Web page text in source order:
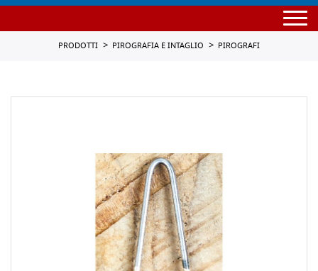
PRODOTTI PIROGRAFIA E INTAGLIO PIROGRAFI